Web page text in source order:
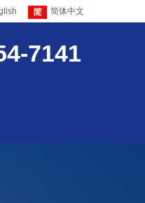
简体中文
7141